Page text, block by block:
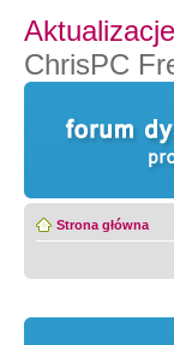
ChrisPC
Strona główna